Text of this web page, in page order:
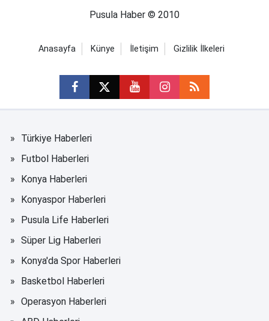
Pusula Haber © 2010
Anasayfa Künye İletişim Gizlilik İlkeleri
Türkiye Haberleri
Futbol Haberleri
Konya Haberleri
Konyaspor Haberleri
Pusula Life Haberleri
Süper Lig Haberleri
Konya'da Spor Haberleri
Basketbol Haberleri
Operasyon Haberleri